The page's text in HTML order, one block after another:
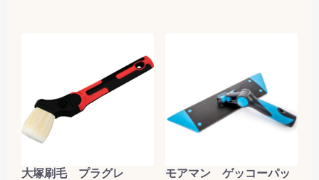
大塚刷毛 プラグレ
モアマン ゲッコーパッ